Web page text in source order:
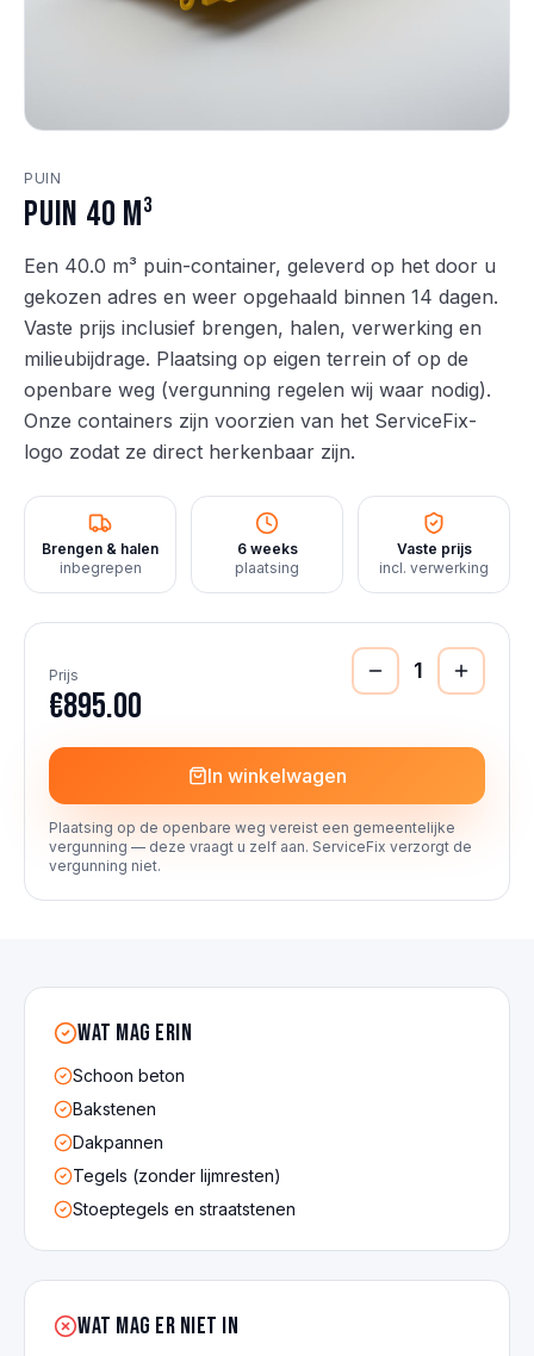
PUIN
Puin 40 m³
Een 40.0 m³ puin-container, geleverd op het door u
gekozen adres en weer opgehaald binnen 14 dagen.
Vaste prijs inclusief brengen, halen, verwerking en
milieubijdrage. Plaatsing op eigen terrein of op de
openbare weg (vergunning regelen wij waar nodig).
Onze containers zijn voorzien van het ServiceFix-
logo zodat ze direct herkenbaar zijn.
Brengen & halen
inbegrepen
6 weeks
plaatsing
Vaste prijs
incl. verwerking
Prijs
€895.00
1
In winkelwagen
Plaatsing op de openbare weg vereist een gemeentelijke
vergunning — deze vraagt u zelf aan. ServiceFix verzorgt de
vergunning niet.
Wat mag erin
Schoon beton
Bakstenen
Dakpannen
Tegels (zonder lijmresten)
Stoeptegels en straatstenen
Wat mag er NIET in